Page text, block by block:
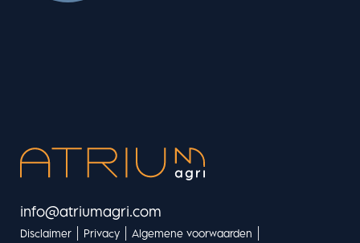
info@atriumagri.com
Disclaimer Privacy Algemene voorwaarden